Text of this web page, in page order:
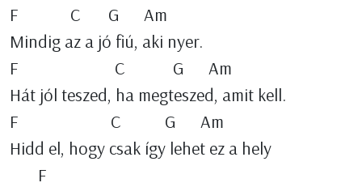
F C G Am
Mindig az a jó fiú, aki nyer.
F C G Am
Hát jól teszed, ha megteszed, amit kell.
F C G Am
Hidd el, hogy csak így lehet ez a hely
F